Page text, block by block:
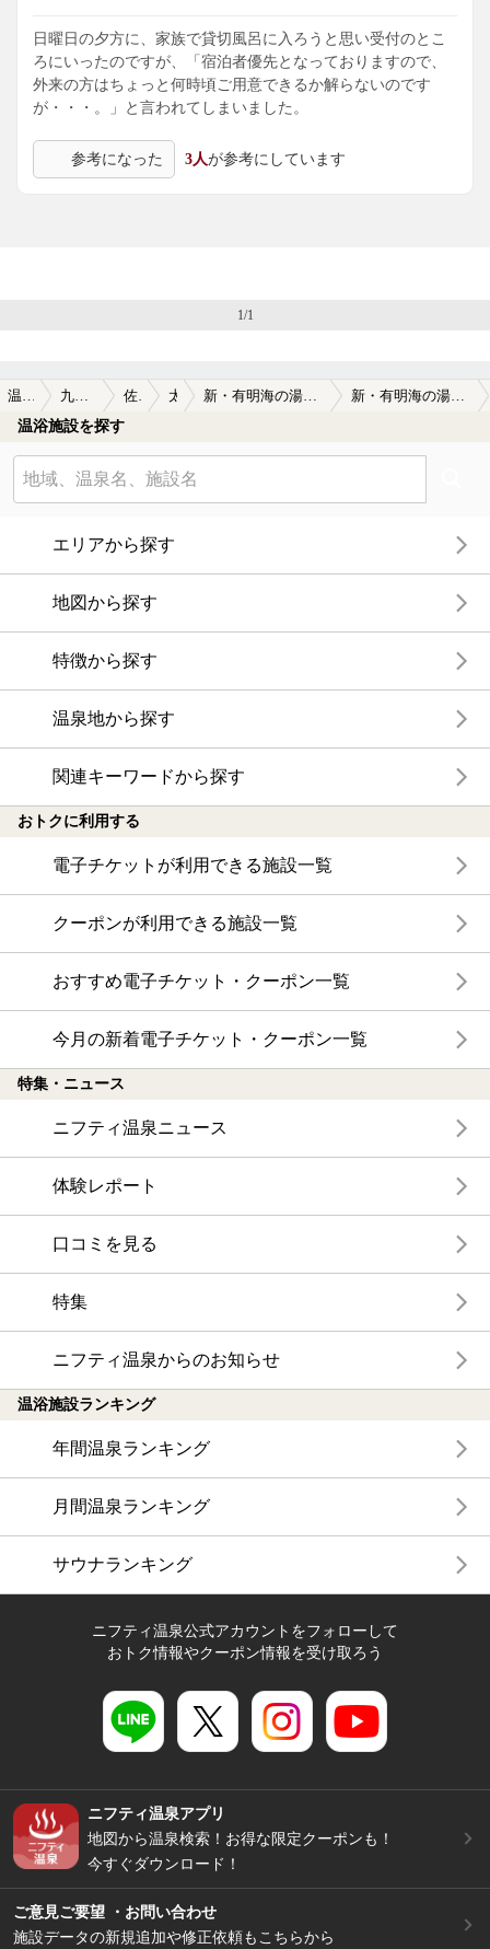
日曜日の夕方に、家族で貸切風呂に入ろうと思い受付のとこ
ろにいったのですが、「宿泊者優先となっておりますので、
外来の方はちょっと何時頃ご用意できるか解らないのです
が・・・。」と言われてしまいました。
参考になった 3人が参考にしています
1/1
温泉TOP 九州・沖縄 佐賀県 太良 新・有明海の湯（太良嶽温泉ホテル蟹御殿） 新・有明海の湯（太良嶽温泉ホテル蟹御殿）の口コミ一覧
温浴施設を探す
エリアから探す
地図から探す
特徴から探す
温泉地から探す
関連キーワードから探す
おトクに利用する
電子チケットが利用できる施設一覧
クーポンが利用できる施設一覧
おすすめ電子チケット・クーポン一覧
今月の新着電子チケット・クーポン一覧
特集・ニュース
ニフティ温泉ニュース
体験レポート
口コミを見る
特集
ニフティ温泉からのお知らせ
温浴施設ランキング
年間温泉ランキング
月間温泉ランキング
サウナランキング
ニフティ温泉公式アカウントをフォローして
おトク情報やクーポン情報を受け取ろう
ニフティ温泉アプリ
地図から温泉検索！お得な限定クーポンも！
今すぐダウンロード！
ご意見ご要望 ・お問い合わせ
施設データの新規追加や修正依頼もこちらから